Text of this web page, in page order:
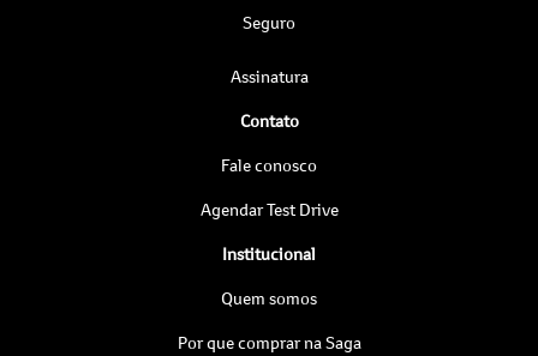
Seguro
Assinatura
Contato
Fale conosco
Agendar Test Drive
Institucional
Quem somos
Por que comprar na Saga